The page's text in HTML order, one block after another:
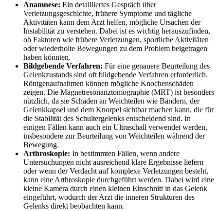
Anamnese: Ein detailliertes Gespräch über
Verletzungsgeschichte, frühere Symptome und tägliche
Aktivitäten kann dem Arzt helfen, mögliche Ursachen der
Instabilität zu verstehen. Dabei ist es wichtig herauszufinden,
ob Faktoren wie frühere Verletzungen, sportliche Aktivitäten
oder wiederholte Bewegungen zu dem Problem beigetragen
haben könnten.
Bildgebende Verfahren: Für eine genauere Beurteilung des
Gelenkzustands sind oft bildgebende Verfahren erforderlich.
Röntgenaufnahmen können mögliche Knochenschäden
zeigen. Die Magnetresonanztomographie (MRT) ist besonders
nützlich, da sie Schäden an Weichteilen wie Bändern, der
Gelenkkapsel und dem Knorpel sichtbar machen kann, die für
die Stabilität des Schultergelenks entscheidend sind. In
einigen Fällen kann auch ein Ultraschall verwendet werden,
insbesondere zur Beurteilung von Weichteilen während der
Bewegung.
Arthroskopie: In bestimmten Fällen, wenn andere
Untersuchungen nicht ausreichend klare Ergebnisse liefern
oder wenn der Verdacht auf komplexe Verletzungen besteht,
kann eine Arthroskopie durchgeführt werden. Dabei wird eine
kleine Kamera durch einen kleinen Einschnitt in das Gelenk
eingeführt, wodurch der Arzt die inneren Strukturen des
Gelenks direkt beobachten kann.